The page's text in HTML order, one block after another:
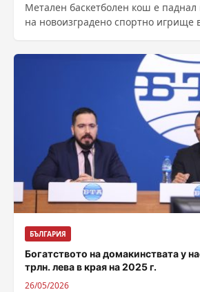
Метален баскетболен кош е
на новоизградено спортно игрище
БЪЛГАРИЯ
Богатството на домакинствата у
трлн. лева в края на 2025 г.
26/05/2026